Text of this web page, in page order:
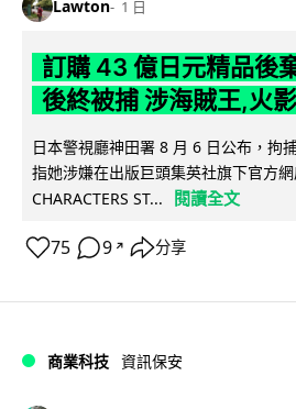
Lawton 1 日
訂購 43 億日元精品後
後終被捕 涉海賊王,火
日本警視廳神田署 8 月 6 日公布，拘
指她涉嫌在出版巨頭集英社旗下官方
CHARACTERS ST...
閱讀全文
75 9 ↗ 分享
商業科技 資訊保安